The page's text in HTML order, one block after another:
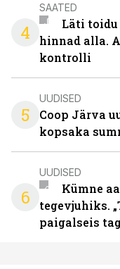
4
SAATED
Läti
hinnad alla.
kontrolli
5
UUDISED
Coop Järva
kopsaka
6
UUDISED
Kümne
tegevjuhiks.
paigalseis